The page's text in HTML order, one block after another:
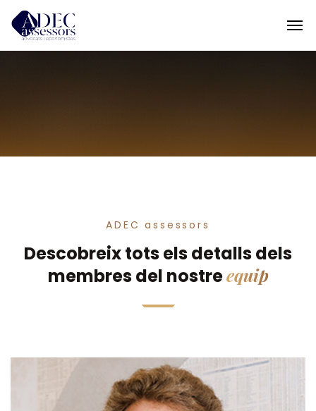
ADEC assessors
Descobreix tots els detalls dels
membres del nostreequip